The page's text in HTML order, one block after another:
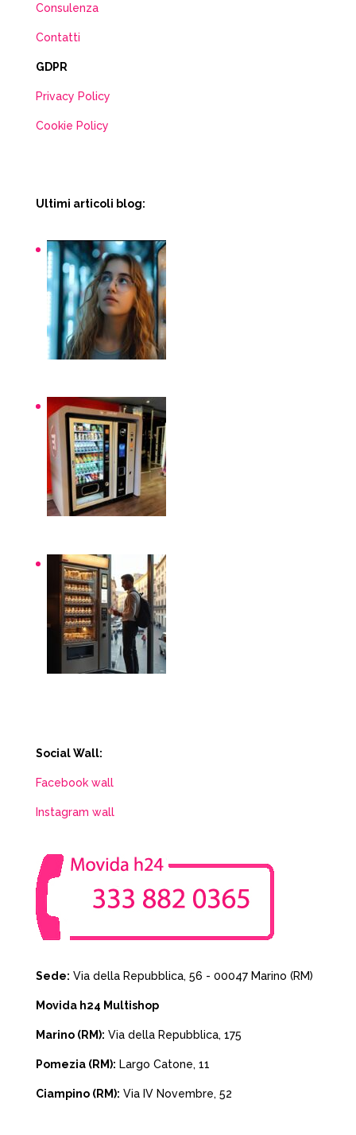
Consulenza
Contatti
GDPR
Privacy Policy
Cookie Policy
Ultimi articoli blog:
Social Wall:
Facebook wall
Instagram wall
Sede: Via della Repubblica, 56 - 00047 Marino (RM)
Movida h24 Multishop
Marino (RM): Via della Repubblica, 175
Pomezia (RM): Largo Catone, 11
Ciampino (RM): Via IV Novembre, 52